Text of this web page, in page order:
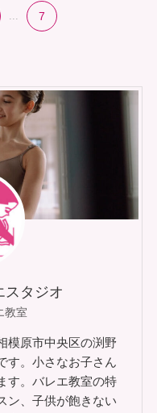
7
スタジオ
教室
模原市中央区の渕野
す。小さなお子さん
す。バレエ教室の特
ン、子供が飽きない